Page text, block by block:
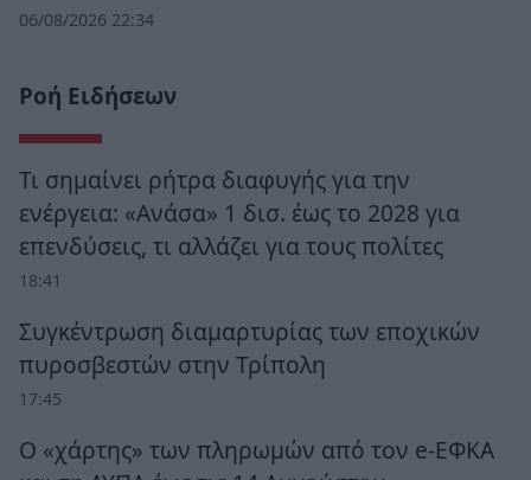
06/08/2026 22:34
Ροή Ειδήσεων
Τι σημαίνει ρήτρα διαφυγής για την
ενέργεια: «Ανάσα» 1 δισ. έως το 2028 για
επενδύσεις, τι αλλάζει για τους πολίτες
18:41
Συγκέντρωση διαμαρτυρίας των εποχικών
πυροσβεστών στην Τρίπολη
17:45
Ο «χάρτης» των πληρωμών από τον e-ΕΦΚΑ